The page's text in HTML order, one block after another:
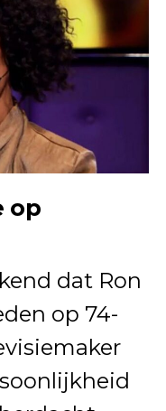
op
dat Ron
op 74-